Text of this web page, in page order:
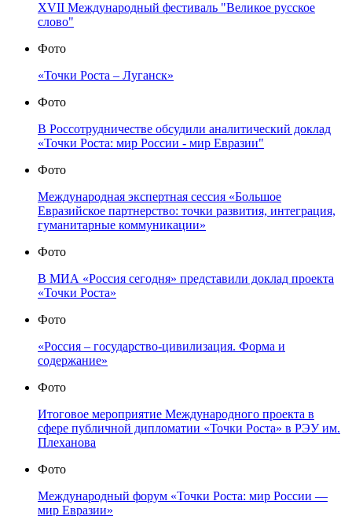
XVII Международный фестиваль "Великое русское
слово"
Фото
«Точки Роста – Луганск»
Фото
В Россотрудничестве обсудили аналитический доклад
«Точки Роста: мир России - мир Евразии"
Фото
Международная экспертная сессия «Большое
Евразийское партнерство: точки развития, интеграция,
гуманитарные коммуникации»
Фото
В МИА «Россия сегодня» представили доклад проекта
«Точки Роста»
Фото
«Россия – государство-цивилизация. Форма и
содержание»
Фото
Итоговое мероприятие Международного проекта в
сфере публичной дипломатии «Точки Роста» в РЭУ им.
Плеханова
Фото
Международный форум «Точки Роста: мир России —
мир Евразии»